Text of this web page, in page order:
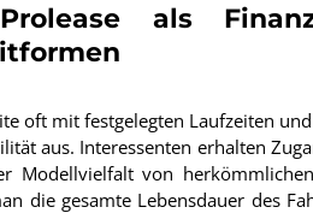
als
oft mit festgelegten Laufzeiten
aus. Interessenten erhalten
Modellvielfalt von
die gesamte Lebensdauer des